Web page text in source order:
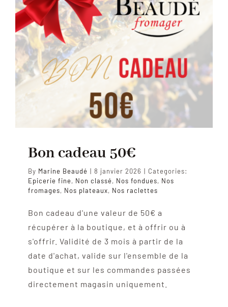
Bon cadeau 50€
By Marine Beaudé | 8 janvier 2026 | Categories:
Epicerie fine, Non classé, Nos fondues, Nos
fromages, Nos plateaux, Nos raclettes
Bon cadeau d'une valeur de 50€ a
récupérer à la boutique, et à offrir ou à
s'offrir. Validité de 3 mois à partir de la
date d'achat, valide sur l'ensemble de la
boutique et sur les commandes passées
directement magasin uniquement.